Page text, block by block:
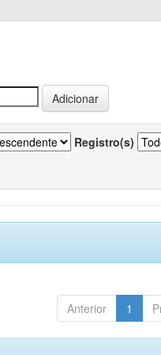
Registro(s)
Anterior 1